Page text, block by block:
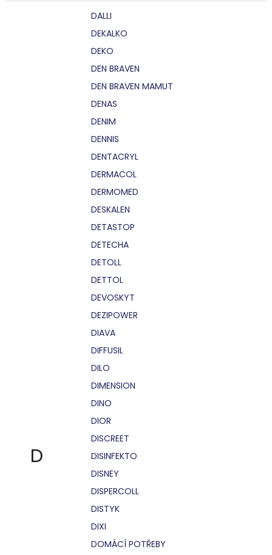
D
DALLI
DEKALKO
DEKO
DEN BRAVEN
DEN BRAVEN MAMUT
DENAS
DENIM
DENNIS
DENTACRYL
DERMACOL
DERMOMED
DESKALEN
DETASTOP
DETECHA
DETOLL
DETTOL
DEVOSKYT
DEZIPOWER
DIAVA
DIFFUSIL
DILO
DIMENSION
DINO
DIOR
DISCREET
DISINFEKTO
DISNEY
DISPERCOLL
DISTYK
DIXI
DOMÁCÍ POTŘEBY